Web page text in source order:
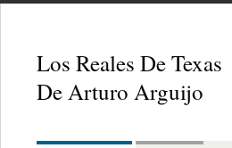
Los Reales De Texas
De Arturo Arguijo